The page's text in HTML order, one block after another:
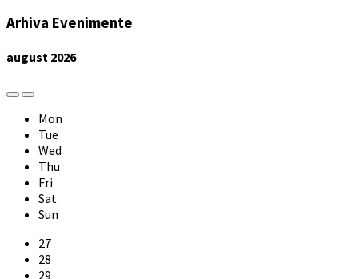
Arhiva Evenimente
august 2026
Previous
Month
Next
Month
Mon
Tue
Wed
Thu
Fri
Sat
Sun
Skip
calendar
days
27
28
29